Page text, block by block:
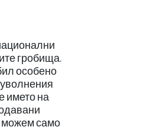
гробища.
особено
името на
можем само